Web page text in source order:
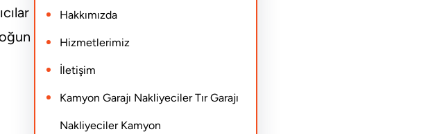
Hakkımızda
Hizmetlerimiz
İletişim
Kamyon Garajı Nakliyeciler Tır Garajı
Nakliyeciler Kamyon